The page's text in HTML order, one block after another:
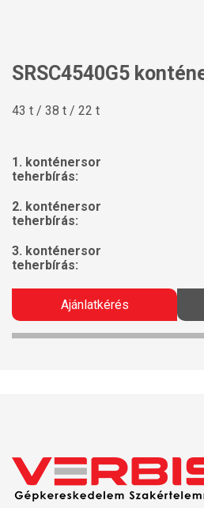
SRSC4540G5
43 t / 38 t / 22 t
1. konténersor
teherbírás:
2. konténersor
teherbírás:
3. konténersor
teherbírás:
Ajánlatkérés